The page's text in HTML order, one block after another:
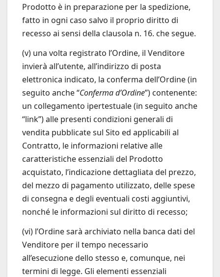
Prodotto è in preparazione per la spedizione,
fatto in ogni caso salvo il proprio diritto di
recesso ai sensi della clausola n. 16. che segue.
(v) una volta registrato l’Ordine, il Venditore
invierà all’utente, all’indirizzo di posta
elettronica indicato, la conferma dell’Ordine (in
seguito anche “Conferma d’Ordine”) contenente:
un collegamento ipertestuale (in seguito anche
“link”) alle presenti condizioni generali di
vendita pubblicate sul Sito ed applicabili al
Contratto, le informazioni relative alle
caratteristiche essenziali del Prodotto
acquistato, l’indicazione dettagliata del prezzo,
del mezzo di pagamento utilizzato, delle spese
di consegna e degli eventuali costi aggiuntivi,
nonché le informazioni sul diritto di recesso;
(vi) l’Ordine sarà archiviato nella banca dati del
Venditore per il tempo necessario
all’esecuzione dello stesso e, comunque, nei
termini di legge. Gli elementi essenziali